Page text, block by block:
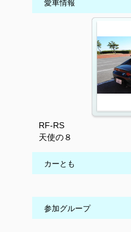
愛車情報
RF-RS
天使の８
カーとも
参加グループ